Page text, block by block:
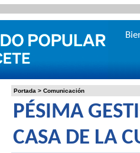
Portada > Comunicación
PÉSIMA
CASA DE LA